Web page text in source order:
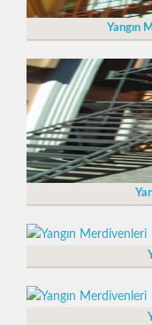
Yangın